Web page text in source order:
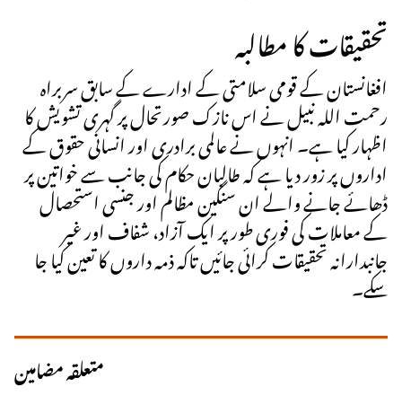
تحقیقات کا مطالبہ
افغانستان کے قومی سلامتی کے ادارے کے سابق سربراہ
رحمت اللہ نبیل نے اس نازک صورتحال پر گہری تشویش کا
اظہار کیا ہے۔ انہوں نے عالمی برادری اور انسانی حقوق کے
اداروں پر زور دیا ہے کہ طالبان حکام کی جانب سے خواتین پر
ڈھائے جانے والے ان سنگین مظالم اور جنسی استحصال
کے معاملات کی فوری طور پر ایک آزاد، شفاف اور غیر
جانبدارانہ تحقیقات کرائی جائیں تاکہ ذمہ داروں کا تعین کیا جا
سکے۔
متعلقہ مضامین